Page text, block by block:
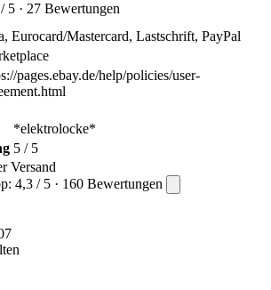
5 · 27 Bewertungen
Eurocard/Mastercard, Lastschrift, PayPal
pages.ebay.de/help/policies/user-
*elektrolocke*
5 / 5
Versand
4,3 / 5 · 160 Bewertungen